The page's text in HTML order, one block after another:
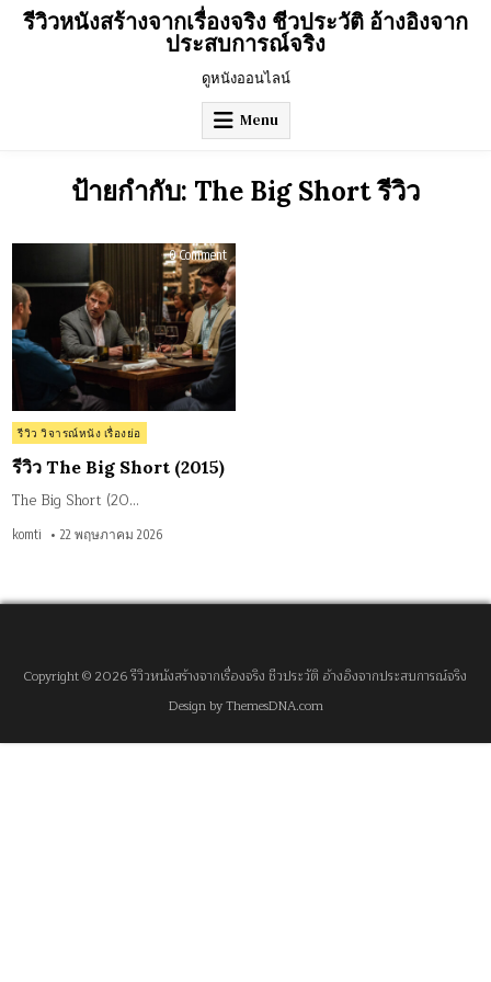
Skipรีวิวหนังสร้างจากเรื่องจริง ชีวประวัติ อ้างอิงจาก
ประสบการณ์จริง
ดูหนังออนไลน์
Menu
ป้ายกำกับ: The Big Short รีวิว
0 Commenton
รีวิว
The
Big
Short
(2015)
Posted
in
รีวิว วิจารณ์หนัง เรื่องย่อ
รีวิว The Big Short (2015)
The Big Short (20…
komti 22 พฤษภาคม 2026
Copyright © 2026 รีวิวหนังสร้างจากเรื่องจริง ชีวประวัติ อ้างอิงจากประสบการณ์จริง
Design by ThemesDNA.com